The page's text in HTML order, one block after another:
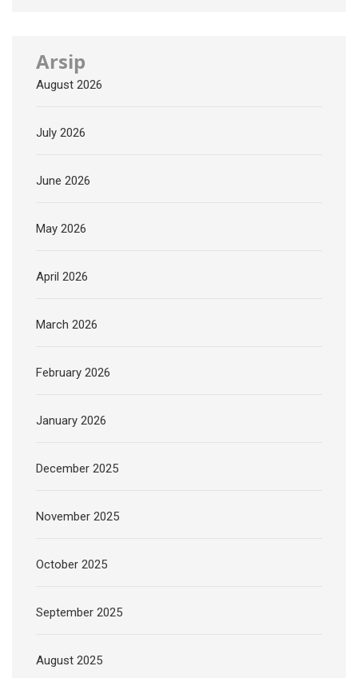
Arsip
August 2026
July 2026
June 2026
May 2026
April 2026
March 2026
February 2026
January 2026
December 2025
November 2025
October 2025
September 2025
August 2025